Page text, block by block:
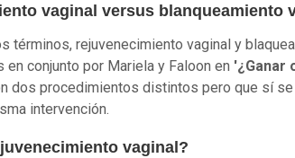
vaginal versus blanqueamiento
términos, rejuvenecimiento vaginal y
conjunto por Mariela y Faloon en '¿Ganar
dos procedimientos distintos pero que sí se
intervención.
vaginal?